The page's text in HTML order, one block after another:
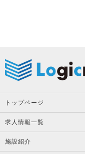
トップページ
求人情報一覧
施設紹介